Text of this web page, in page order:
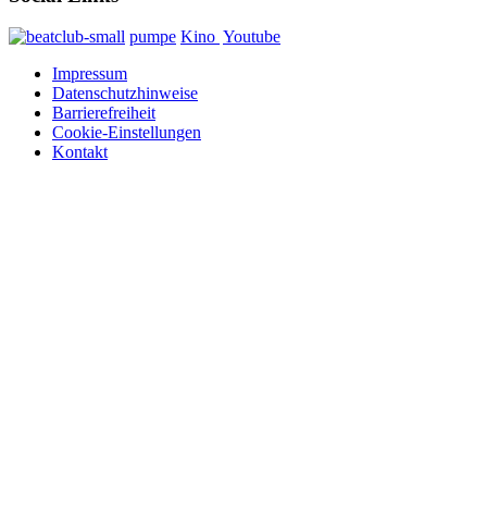
pumpe Kino Youtube
Impressum
Datenschutzhinweise
Barrierefreiheit
Cookie-Einstellungen
Kontakt